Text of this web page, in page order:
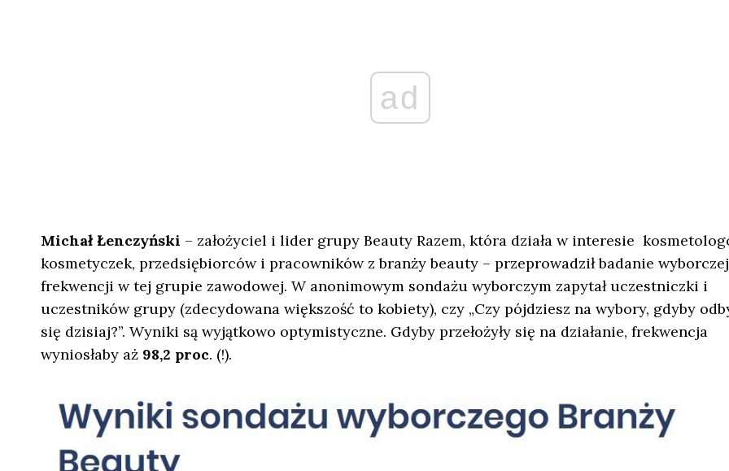
ad
Michał Łenczyński – założyciel i lider grupy Beauty Razem, która działa w interesie
kosmetyczek, przedsiębiorców i pracowników z branży beauty – przeprowadził badanie wyborczej
frekwencji w tej grupie zawodowej. W anonimowym sondażu wyborczym zapytał uczestniczki i
uczestników grupy (zdecydowana większość to kobiety), czy „Czy pójdziesz na wybory, gdyby
się dzisiaj?”. Wyniki są wyjątkowo optymistyczne. Gdyby przełożyły się na działanie, frekwencja
wyniosłaby aż 98,2 proc. (!).